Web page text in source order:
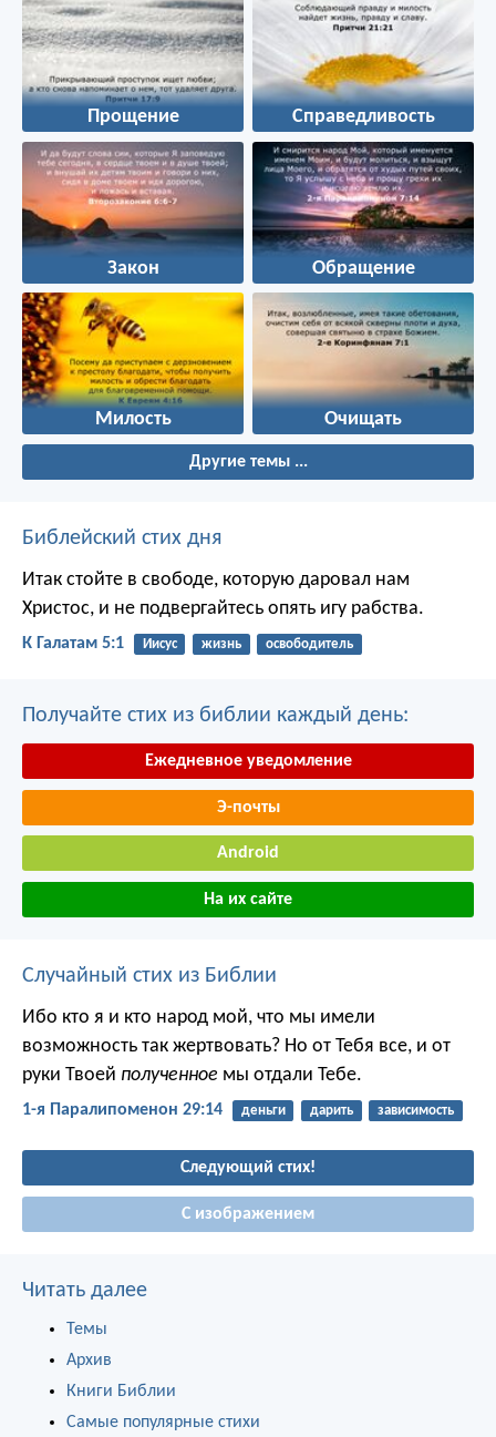
Прощение Справедливость
Закон Обращение
Милость Очищать
Другие темы ...
Библейский стих дня
Итак стойте в свободе, которую даровал нам
Христос, и не подвергайтесь опять игу рабства.
К Галатам 5:1 Иисус жизнь освободитель
Получайте стих из библии каждый день:
Ежедневное уведомление
Э-почты
Android
На их сайте
Случайный стих из Библии
Ибо кто я и кто народ мой, что мы имели
возможность так жертвовать? Но от Тебя все, и от
руки Твоей полученное мы отдали Тебе.
1-я Паралипоменон 29:14 деньги дарить зависимость
Следующий стих!
С изображением
Читать далее
Темы
Архив
Книги Библии
Самые популярные стихи